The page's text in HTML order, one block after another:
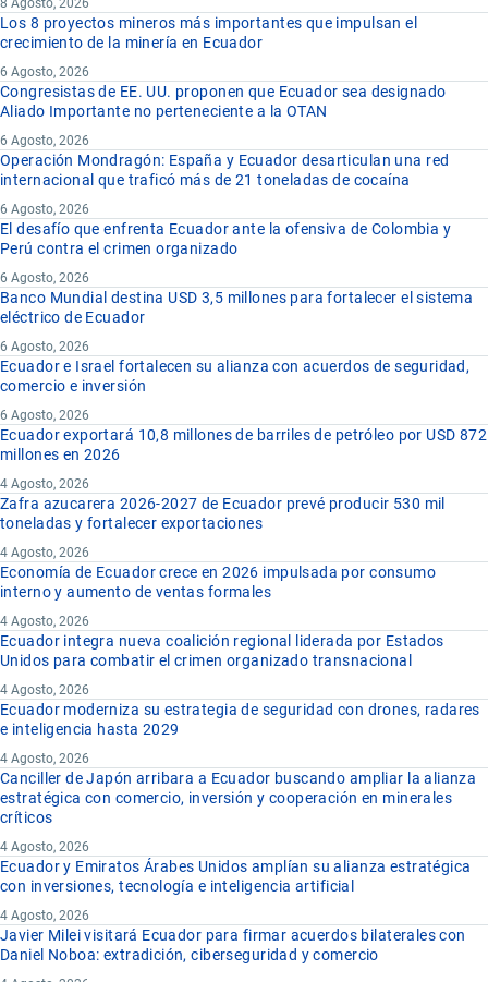
8 Agosto, 2026
Los 8 proyectos mineros más importantes que impulsan el
crecimiento de la minería en Ecuador
6 Agosto, 2026
Congresistas de EE. UU. proponen que Ecuador sea designado
Aliado Importante no perteneciente a la OTAN
6 Agosto, 2026
Operación Mondragón: España y Ecuador desarticulan una red
internacional que traficó más de 21 toneladas de cocaína
6 Agosto, 2026
El desafío que enfrenta Ecuador ante la ofensiva de Colombia y
Perú contra el crimen organizado
6 Agosto, 2026
Banco Mundial destina USD 3,5 millones para fortalecer el sistema
eléctrico de Ecuador
6 Agosto, 2026
Ecuador e Israel fortalecen su alianza con acuerdos de seguridad,
comercio e inversión
6 Agosto, 2026
Ecuador exportará 10,8 millones de barriles de petróleo por USD 872
millones en 2026
4 Agosto, 2026
Zafra azucarera 2026-2027 de Ecuador prevé producir 530 mil
toneladas y fortalecer exportaciones
4 Agosto, 2026
Economía de Ecuador crece en 2026 impulsada por consumo
interno y aumento de ventas formales
4 Agosto, 2026
Ecuador integra nueva coalición regional liderada por Estados
Unidos para combatir el crimen organizado transnacional
4 Agosto, 2026
Ecuador moderniza su estrategia de seguridad con drones, radares
e inteligencia hasta 2029
4 Agosto, 2026
Canciller de Japón arribara a Ecuador buscando ampliar la alianza
estratégica con comercio, inversión y cooperación en minerales
críticos
4 Agosto, 2026
Ecuador y Emiratos Árabes Unidos amplían su alianza estratégica
con inversiones, tecnología e inteligencia artificial
4 Agosto, 2026
Javier Milei visitará Ecuador para firmar acuerdos bilaterales con
Daniel Noboa: extradición, ciberseguridad y comercio